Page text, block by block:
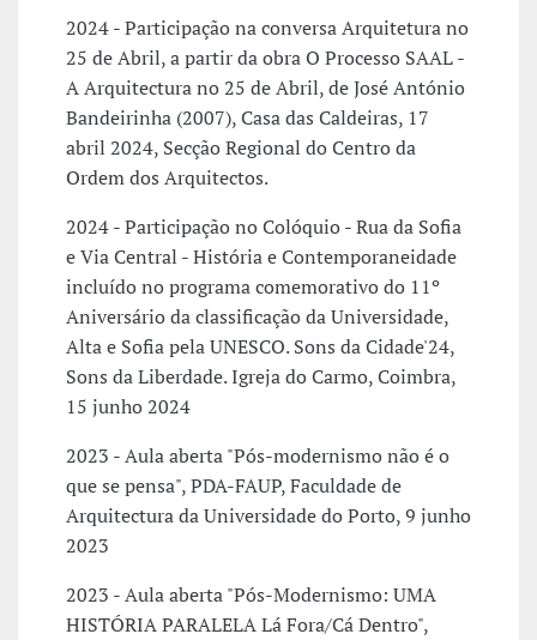
2024 - Participação na conversa Arquitetura no
25 de Abril, a partir da obra O Processo SAAL -
A Arquitectura no 25 de Abril, de José António
Bandeirinha (2007), Casa das Caldeiras, 17
abril 2024, Secção Regional do Centro da
Ordem dos Arquitectos.
2024 - Participação no Colóquio - Rua da Sofia
e Via Central - História e Contemporaneidade
incluído no programa comemorativo do 11º
Aniversário da classificação da Universidade,
Alta e Sofia pela UNESCO. Sons da Cidade'24,
Sons da Liberdade. Igreja do Carmo, Coimbra,
15 junho 2024
2023 - Aula aberta "Pós-modernismo não é o
que se pensa", PDA-FAUP, Faculdade de
Arquitectura da Universidade do Porto, 9 junho
2023
2023 - Aula aberta "Pós-Modernismo: UMA
HISTÓRIA PARALELA Lá Fora/Cá Dentro",